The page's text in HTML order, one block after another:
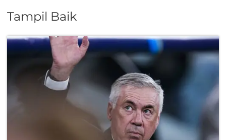
Tampil Baik